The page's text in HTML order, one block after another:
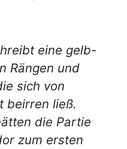
eine gelb-
Rängen und
sich von
beirren ließ.
die Partie
zum ersten